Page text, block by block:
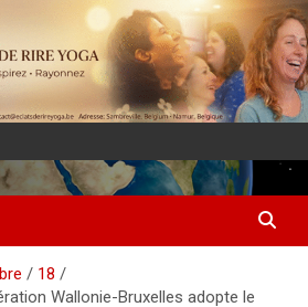
18
Wallonie-Bruxelles adopte le